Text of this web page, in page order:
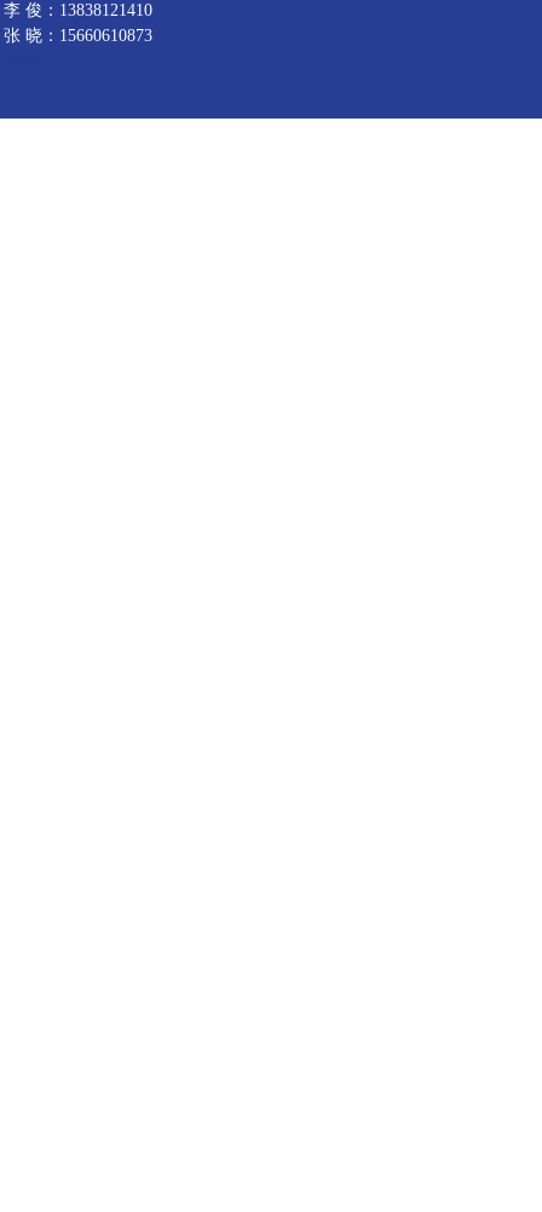
李 俊：13838121410
张 晓：15660610873